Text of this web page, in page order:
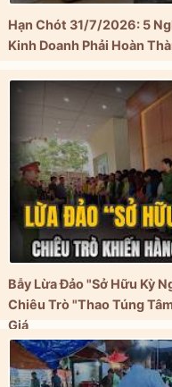
Hạn Chót 31/7/2026: 5
Kinh Doanh Phải Hoàn
Bẫy Lừa Đảo "Sở Hữu Kỳ
Chiêu Trò "Thao Túng
Giá